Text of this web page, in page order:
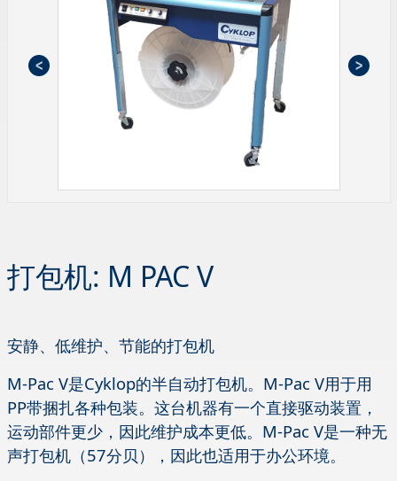
打包机: M PAC V
安静、低维护、节能的打包机
M-Pac V是Cyklop的半自动打包机。M-Pac V用于用
PP带捆扎各种包装。这台机器有一个直接驱动装置，
运动部件更少，因此维护成本更低。M-Pac V是一种无
声打包机（57分贝），因此也适用于办公环境。